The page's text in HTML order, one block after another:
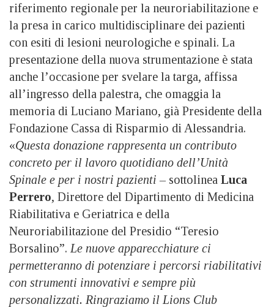
riferimento regionale per la neuroriabilitazione e
la presa in carico multidisciplinare dei pazienti
con esiti di lesioni neurologiche e spinali. La
presentazione della nuova strumentazione è stata
anche l’occasione per svelare la targa, affissa
all’ingresso della palestra, che omaggia la
memoria di Luciano Mariano, già Presidente della
Fondazione Cassa di Risparmio di Alessandria.
«Questa donazione rappresenta un contributo
concreto per il lavoro quotidiano dell’Unità
Spinale e per i nostri pazienti – sottolinea Luca
Perrero, Direttore del Dipartimento di Medicina
Riabilitativa e Geriatrica e della
Neuroriabilitazione del Presidio “Teresio
Borsalino”. Le nuove apparecchiature ci
permetteranno di potenziare i percorsi riabilitativi
con strumenti innovativi e sempre più
personalizzati. Ringraziamo il Lions Club